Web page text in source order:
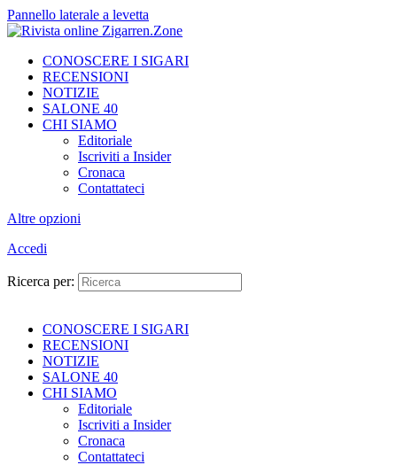
Pannello laterale a levetta
CONOSCERE I SIGARI
RECENSIONI
NOTIZIE
SALONE 40
CHI SIAMO
Editoriale
Iscriviti a Insider
Cronaca
Contattateci
Altre opzioni
Accedi
Ricerca per:
CONOSCERE I SIGARI
RECENSIONI
NOTIZIE
SALONE 40
CHI SIAMO
Editoriale
Iscriviti a Insider
Cronaca
Contattateci